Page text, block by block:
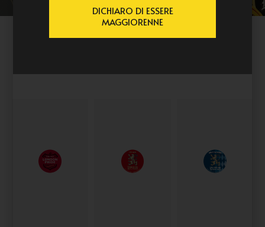
DICHIARO DI ESSERE
MAGGIORENNE